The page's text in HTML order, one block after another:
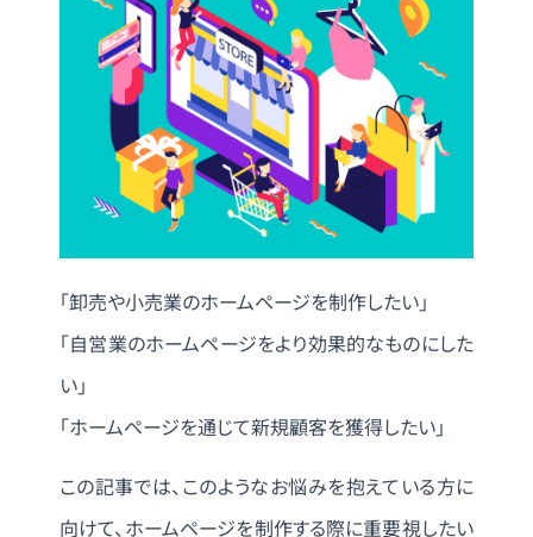
「卸売や小売業のホームページを制作したい」
「自営業のホームページをより効果的なものにした
い」
「ホームページを通じて新規顧客を獲得したい」
この記事では、このようなお悩みを抱えている方に
向けて、ホームページを制作する際に重要視したい